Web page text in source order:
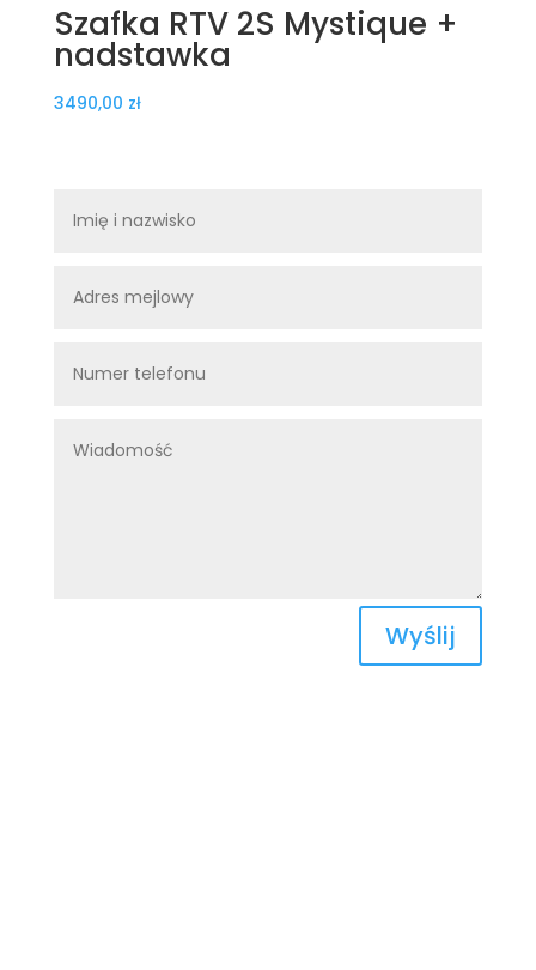
Szafka RTV 2S Mystique +
nadstawka
3490,00 zł
Wyślij